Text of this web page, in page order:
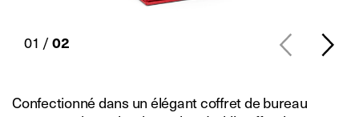
Confectionné dans un élégant coffret de bureau
01 /02